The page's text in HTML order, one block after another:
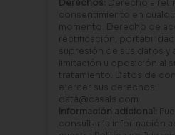
Derechos: Derecho a
consentimiento en
momento. Derecho de
rectificación, portabilidad
supresión de sus datos y
limitación u oposición al
tratamiento. Datos de
ejercer sus derechos:
data@casals.com
Información adicional:
consultar la información